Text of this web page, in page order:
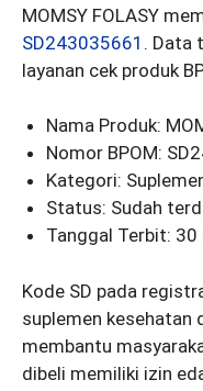
MOMSY FOLASY
SD243035661 . Data
layanan cek produk
Nama Produk:
Nomor BPOM:
Kategori:
Status: Sudah
Tanggal Terbit:
Kode SD pada
suplemen kesehatan
membantu
dibeli memiliki izin